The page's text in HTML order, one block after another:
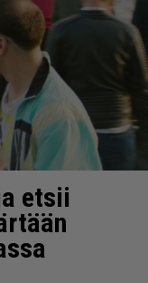
etsii